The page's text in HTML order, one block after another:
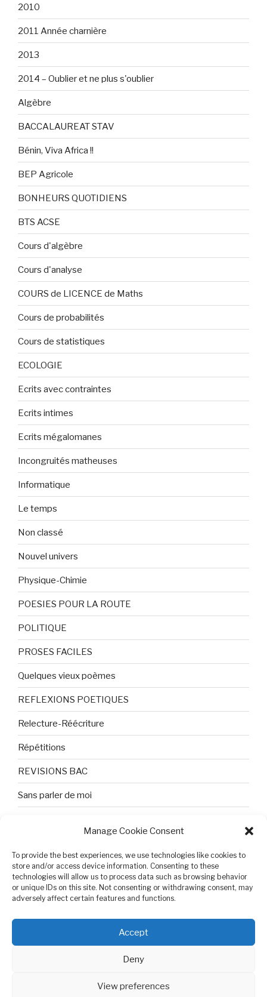
Manage Cookie Consent
To provide the best experiences, we use technologies like cookies to
store and/or access device information. Consenting to these
technologies will allow us to process data such as browsing behavior
or unique IDs on this site. Not consenting or withdrawing consent, may
adversely affect certain features and functions.
Accept
Deny
View preferences
2010
2011 Année charnière
2013
2014 – Oublier et ne plus s'oublier
Algèbre
BACCALAUREAT STAV
Bénin, Viva Africa !!
BEP Agricole
BONHEURS QUOTIDIENS
BTS ACSE
Cours d'algèbre
Cours d'analyse
COURS de LICENCE de Maths
Cours de probabilités
Cours de statistiques
ECOLOGIE
Ecrits avec contraintes
Ecrits intimes
Ecrits mégalomanes
Incongruités matheuses
Informatique
Le temps
Non classé
Nouvel univers
Physique-Chimie
POESIES POUR LA ROUTE
POLITIQUE
PROSES FACILES
Quelques vieux poèmes
REFLEXIONS POETIQUES
Relecture-Réécriture
Répétitions
REVISIONS BAC
Sans parler de moi
Tristesse et attente
Variable complexe